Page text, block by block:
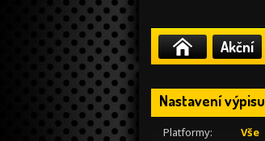
Akční
Nastavení výpisu
Platformy: Vše